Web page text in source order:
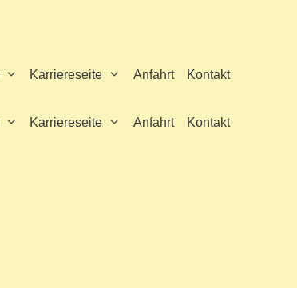
Karriereseite Anfahrt Kontakt
Karriereseite Anfahrt Kontakt